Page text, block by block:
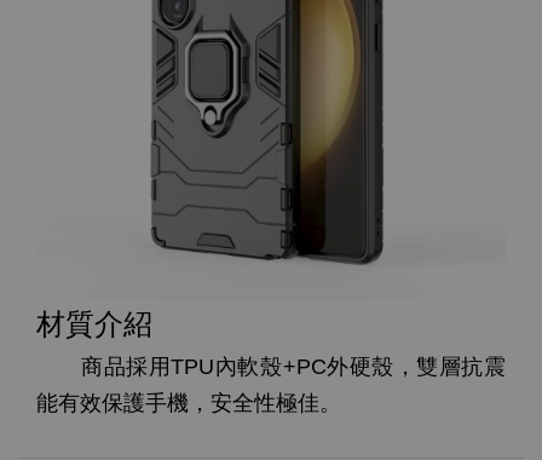
材質介紹
商品採用TPU內軟殼+PC外硬殼，雙層抗震
能有效保護手機，安全性極佳。